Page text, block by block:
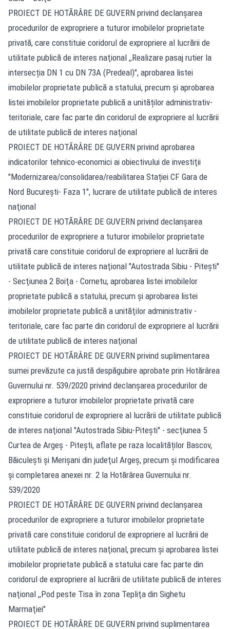
PROIECT DE HOTĂRÂRE DE GUVERN privind declanșarea
procedurilor de expropriere a tuturor imobilelor proprietate
privată, care constituie coridorul de expropriere al lucrării de
utilitate publică de interes naţional ,,Realizare pasaj rutier la
intersecția DN 1 cu DN 73A (Predeal)", aprobarea listei
imobilelor proprietate publică a statului, precum şi aprobarea
listei imobilelor proprietate publică a unităților administrativ-
teritoriale, care fac parte din coridorul de expropriere al lucrării
de utilitate publică de interes naţional
PROIECT DE HOTĂRÂRE DE GUVERN privind aprobarea
indicatorilor tehnico-economici ai obiectivului de investiţii
"Modernizarea/consolidarea/reabilitarea Stației CF Gara de
Nord Bucureşti- Faza 1", lucrare de utilitate publică de interes
naţional
PROIECT DE HOTĂRÂRE DE GUVERN privind declanșarea
procedurilor de expropriere a tuturor imobilelor proprietate
privată care constituie coridorul de expropriere al lucrării de
utilitate publică de interes naţional "Autostrada Sibiu - Piteşti"
- Secţiunea 2 Boiţa - Cornetu, aprobarea listei imobilelor
proprietate publică a statului, precum şi aprobarea listei
imobilelor proprietate publică a unităţilor administrativ -
teritoriale, care fac parte din coridorul de expropriere al lucrării
de utilitate publică de interes naţional
PROIECT DE HOTĂRÂRE DE GUVERN privind suplimentarea
sumei prevăzute ca justă despăgubire aprobate prin Hotărârea
Guvernului nr. 539/2020 privind declanşarea procedurilor de
expropriere a tuturor imobilelor proprietate privată care
constituie coridorul de expropriere al lucrării de utilitate publică
de interes naţional "Autostrada Sibiu-Pitești" - secţiunea 5
Curtea de Argeş - Piteşti, aflate pe raza localităților Bascov,
Băiculeşti şi Merişani din judeţul Argeș, precum şi modificarea
şi completarea anexei nr. 2 la Hotărârea Guvernului nr.
539/2020
PROIECT DE HOTĂRÂRE DE GUVERN privind declanşarea
procedurilor de expropriere a tuturor imobilelor proprietate
privată care constituie coridorul de expropriere al lucrării de
utilitate publică de interes naţional, precum şi aprobarea listei
imobilelor proprietate publică a statului care fac parte din
coridorul de expropriere al lucrării de utilitate publică de interes
naţional ,,Pod peste Tisa în zona Tepliţa din Sighetu
Marmaţiei"
PROIECT DE HOTĂRÂRE DE GUVERN privind suplimentarea